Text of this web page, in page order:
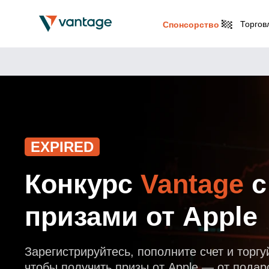
Спонсорство
EXPIRED
Конкурс Vantage с
призами от Apple
Зарегистрируйтесь, пополните счет и